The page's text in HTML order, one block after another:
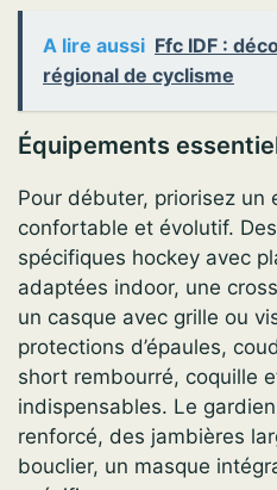
A lire aussi Ffc IDF :
régional de cyclisme
Équipements
Pour débuter, priorisez un
confortable et évolutif.
spécifiques hockey avec
adaptées indoor, une
un casque avec grille ou
protections d’épaules,
short rembourré, coquille
indispensables. Le
renforcé, des jambières
bouclier, un masque